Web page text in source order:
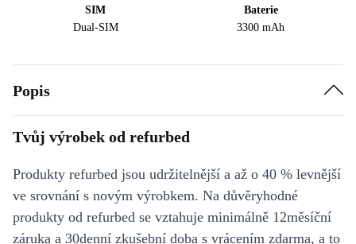
SIM
Dual-SIM
Baterie
3300 mAh
Popis
Tvůj výrobek od refurbed
Produkty refurbed jsou udržitelnější a až o 40 % levnější
ve srovnání s novým výrobkem. Na důvěryhodné
produkty od refurbed se vztahuje minimálně 12měsíční
záruka a 30denní zkušební doba s vrácením zdarma, a to